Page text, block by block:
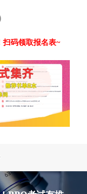
扫码领取报名表~